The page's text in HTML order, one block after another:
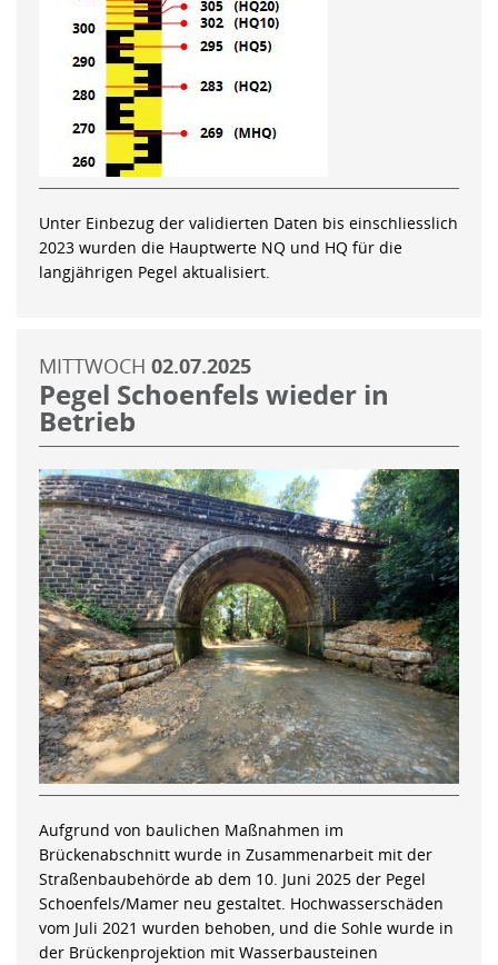
Unter Einbezug der validierten Daten bis einschliesslich
2023 wurden die Hauptwerte NQ und HQ für die
langjährigen Pegel aktualisiert.
MITTWOCH 02.07.2025
Pegel Schoenfels wieder in
Betrieb
Aufgrund von baulichen Maßnahmen im
Brückenabschnitt wurde in Zusammenarbeit mit der
Straßenbaubehörde ab dem 10. Juni 2025 der Pegel
Schoenfels/Mamer neu gestaltet. Hochwasserschäden
vom Juli 2021 wurden behoben, und die Sohle wurde in
der Brückenprojektion mit Wasserbausteinen